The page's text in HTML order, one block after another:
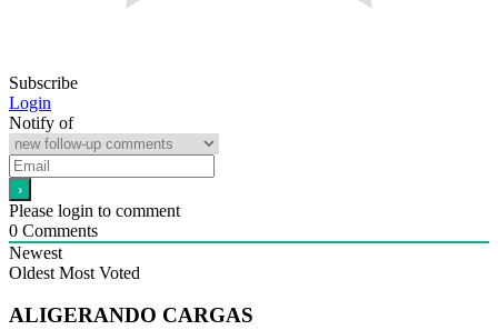
Subscribe
Login
Notify of
Please login to comment
0 Comments
Newest
Oldest Most Voted
ALIGERANDO CARGAS